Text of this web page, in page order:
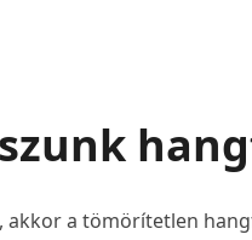
akkor a tömörítetlen